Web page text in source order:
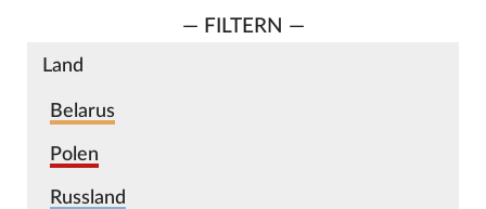
— FILTERN —
Land
Belarus
Polen
Russland